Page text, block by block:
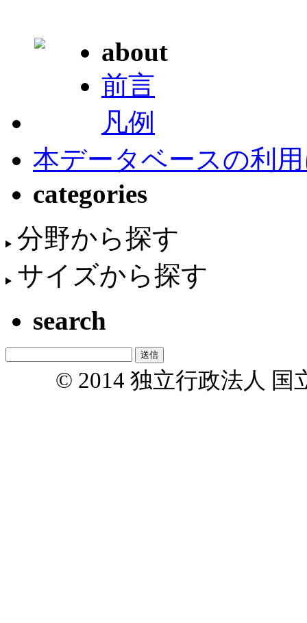
about
前言
凡例
本データベースの利
categories
分野から探す
サイズから探す
search
© 2014 独立行政法人 国